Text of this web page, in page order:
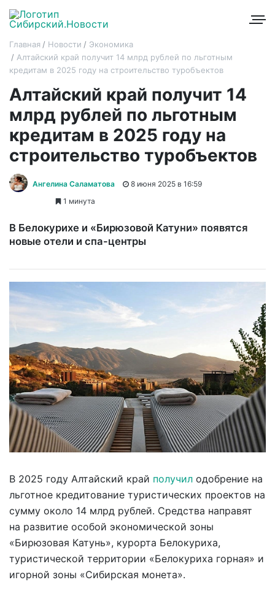
Главная Новости
Экономика
Алтайский край получит 14 млрд рублей по льготным
кредитам в 2025 году на строительство туробъектов
Алтайский край получит 14
млрд рублей по льготным
кредитам в 2025 году на
строительство туробъектов
Ангелина Саламатова
8 июня 2025 в 16:59
1 минута
В Белокурихе и «Бирюзовой Катуни» появятся
новые отели и спа-центры
В 2025 году Алтайский край получил одобрение на
льготное кредитование туристических проектов на
сумму около 14 млрд рублей. Средства направят
на развитие особой экономической зоны
«Бирюзовая Катунь», курорта Белокуриха,
туристической территории «Белокуриха горная» и
игорной зоны «Сибирская монета».